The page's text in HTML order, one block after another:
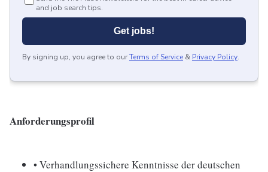
and job search tips.
Get jobs!
By signing up, you agree to ourTerms of Service & Privacy Policy.
Anforderungsprofil
• Verhandlungssichere Kenntnisse der deutschen